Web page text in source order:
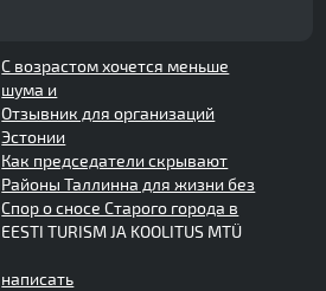
С возрастом хочется меньше
шума и
Отзывник для организаций
Эстонии
Как председатели скрывают
Районы Таллинна для жизни без
Спор о сносе Старого города в
EESTI TURISM JA KOOLITUS MTÜ
написать